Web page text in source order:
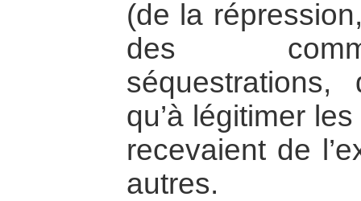
(de la
des
qu’à légitimer
recevaient de
autres.